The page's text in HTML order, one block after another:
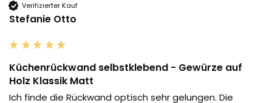
Verifizierter Kauf
Stefanie Otto
Küchenrückwand selbstklebend - Gewürze auf
Holz Klassik Matt
Ich finde die Rückwand optisch sehr gelungen. Die